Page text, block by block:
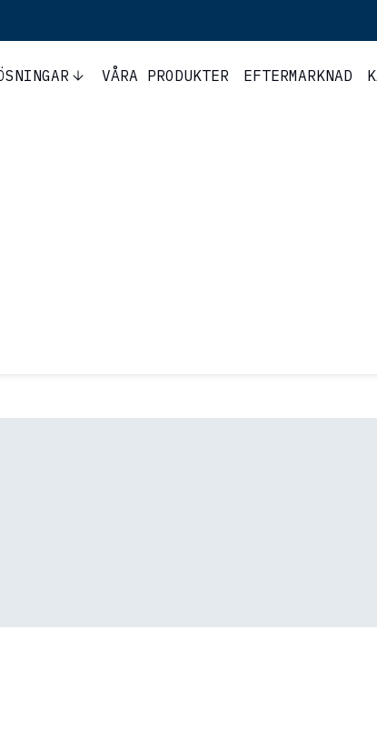
VÅRA PRODUKTER EFTERMARKNAD